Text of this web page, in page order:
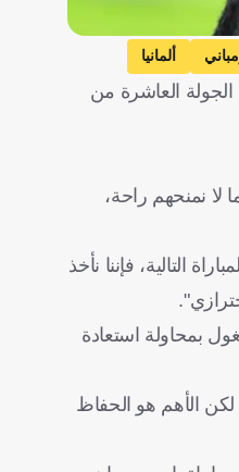
ألمانيا
العاشرة من
نمنحهم راحة،
التالية، فإننا نأخذ
بمحاولة استعادة
لكن الأهم هو الحفاظ